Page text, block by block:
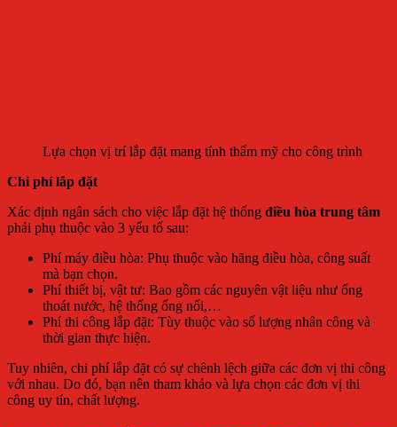
Lựa chọn vị trí lắp đặt mang tính thẩm mỹ cho công trình
Chi phí lắp đặt
Xác định ngân sách cho việc lắp đặt hệ thống điều hòa trung tâm
phải phụ thuộc vào 3 yếu tố sau:
Phí máy điều hòa: Phụ thuộc vào hãng điều hòa, công suất
mà bạn chọn.
Phí thiết bị, vật tư: Bao gồm các nguyên vật liệu như ống
thoát nước, hệ thống ống nối,…
Phí thi công lắp đặt: Tùy thuộc vào số lượng nhân công và
thời gian thực hiện.
Tuy nhiên, chi phí lắp đặt có sự chênh lệch giữa các đơn vị thi công
với nhau. Do đó, bạn nên tham khảo và lựa chọn các đơn vị thi
công uy tín, chất lượng.